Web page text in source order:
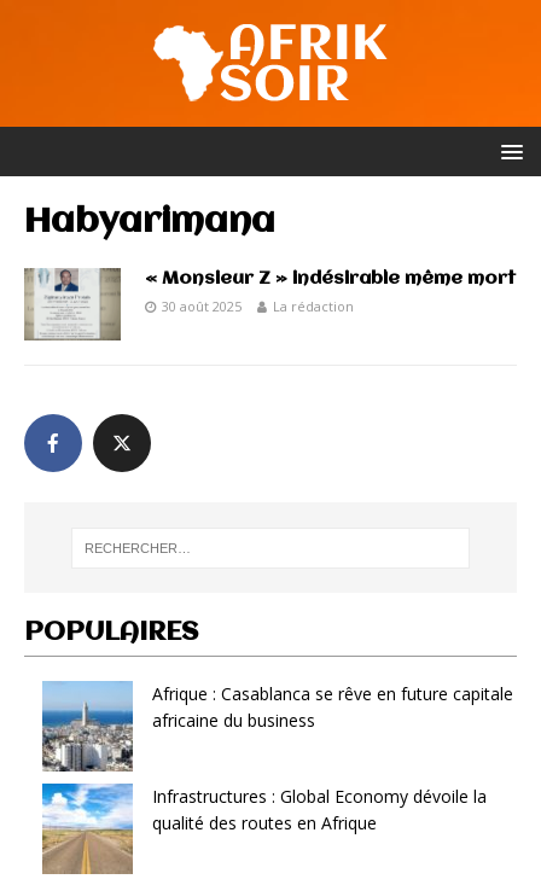
Habyarimana
« Monsieur Z » indésirable même mort
30 août 2025 La rédaction
POPULAIRES
Afrique : Casablanca se rêve en future capitale
africaine du business
Infrastructures : Global Economy dévoile la
qualité des routes en Afrique